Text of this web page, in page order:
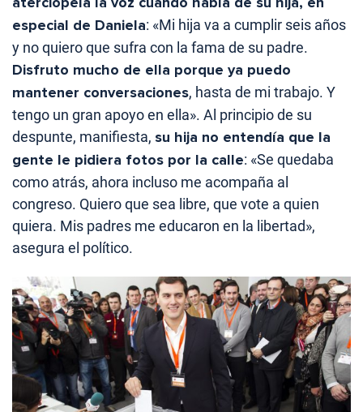
especial de Daniela: «Mi hija va a cumplir seis años
y no quiero que sufra con la fama de su padre.
Disfruto mucho de ella porque ya puedo
mantener conversaciones, hasta de mi trabajo. Y
tengo un gran apoyo en ella». Al principio de su
despunte, manifiesta, su hija no entendía que la
gente le pidiera fotos por la calle: «Se quedaba
como atrás, ahora incluso me acompaña al
congreso. Quiero que sea libre, que vote a quien
quiera. Mis padres me educaron en la libertad»,
asegura el político.